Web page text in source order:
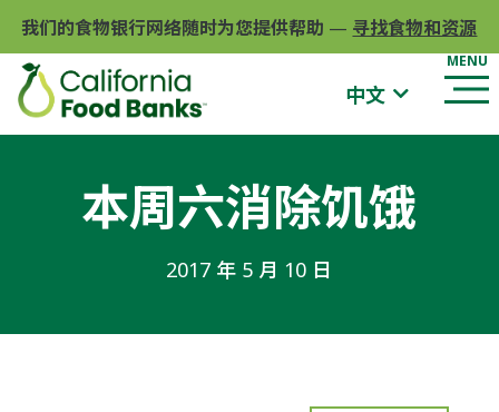
我们的食物银行网络随时为您提供帮助 — 寻找食物和资源
中文
本周六消除饥饿
2017 年 5 月 10 日